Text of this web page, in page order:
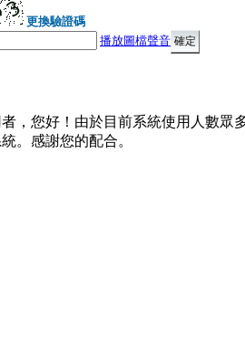
更換驗證碼
播放圖檔聲音
，您好！由於目前系統使用人數眾
。感謝您的配合。